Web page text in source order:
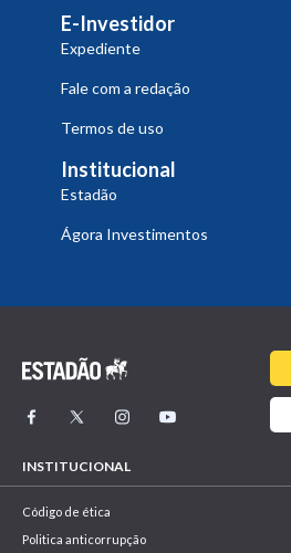
E-Investidor
Expediente
Fale com a redação
Termos de uso
Institucional
Estadão
Ágora Investimentos
INSTITUCIONAL
Código de ética
Politica anticorrupção